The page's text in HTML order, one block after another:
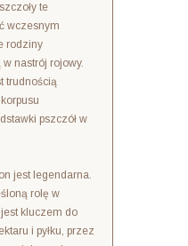
te
wczesnym
rodziny
nastrój rojowy.
trudnością
pszczół w
jest legendarna.
rolę w
jest kluczem do
i pyłku, przez